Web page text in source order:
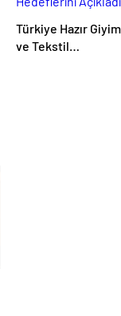
Türkiye Hazır Giyim
ve Tekstil